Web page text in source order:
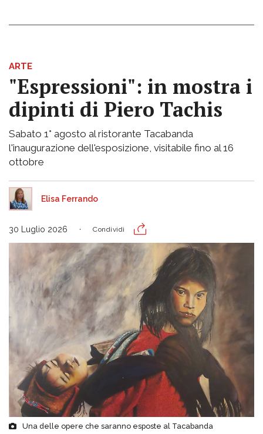
ARTE
"Espressioni": in mostra i
dipinti di Piero Tachis
Sabato 1° agosto al ristorante Tacabanda
l'inaugurazione dell'esposizione, visitabile fino al 16
ottobre
Elisa Ferrando
30 Luglio 2026 Condividi
Una delle opere che saranno esposte al Tacabanda